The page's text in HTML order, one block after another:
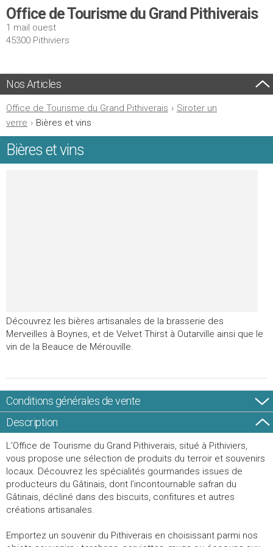
Office de Tourisme du Grand Pithiverais
1 mail ouest
45300 Pithiviers
Nos Articles
Office de Tourisme du Grand Pithiverais › Siroter un
verre › Bières et vins
Bières et vins
Découvrez les bières artisanales de la brasserie des
Merveilles à Boynes, et de Velvet Thirst à Outarville ainsi que le
vin de la Beauce de Mérouville.
Conditions générales de vente
Description
L’Office de Tourisme du Grand Pithiverais, situé à Pithiviers,
vous propose une sélection de produits du terroir et souvenirs
locaux. Découvrez les spécialités gourmandes issues de
producteurs du Gâtinais, dont l’incontournable safran du
Gâtinais, décliné dans des biscuits, confitures et autres
créations artisanales.
Emportez un souvenir du Pithiverais en choisissant parmi nos